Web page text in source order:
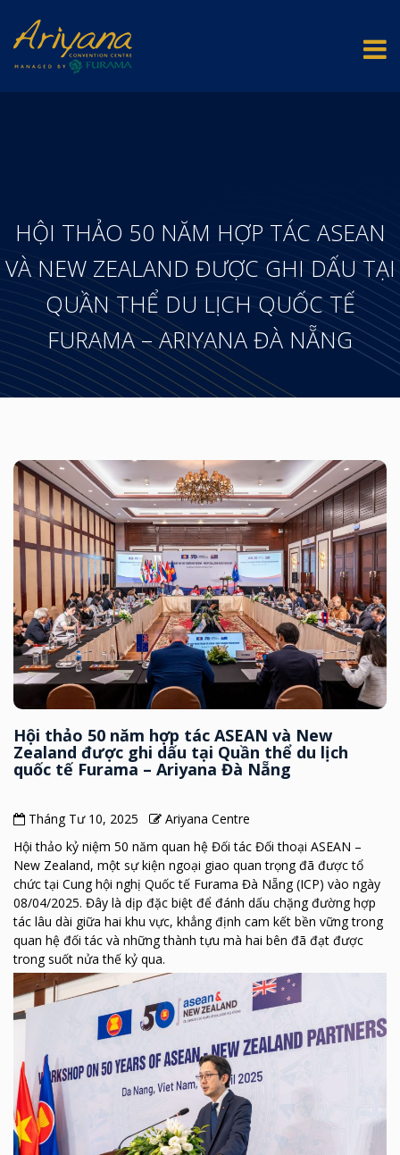
HỘI THẢO 50 NĂM HỢP TÁC ASEAN
VÀ NEW ZEALAND ĐƯỢC GHI DẤU TẠI
QUẦN THỂ DU LỊCH QUỐC TẾ
FURAMA – ARIYANA ĐÀ NẴNG
Hội thảo 50 năm hợp tác ASEAN và New
Zealand được ghi dấu tại Quần thể du lịch
quốc tế Furama – Ariyana Đà Nẵng
Tháng Tư 10, 2025
Ariyana Centre
Hội thảo kỷ niệm 50 năm quan hệ Đối tác Đối thoại ASEAN –
New Zealand, một sự kiện ngoại giao quan trọng đã được tổ
chức tại Cung hội nghị Quốc tế Furama Đà Nẵng (ICP) vào ngày
08/04/2025. Đây là dịp đặc biệt để đánh dấu chặng đường hợp
tác lâu dài giữa hai khu vực, khẳng định cam kết bền vững trong
quan hệ đối tác và những thành tựu mà hai bên đã đạt được
trong suốt nửa thế kỷ qua.